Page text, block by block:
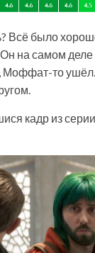
Всё было
на самом
Моффат-то
кадр из